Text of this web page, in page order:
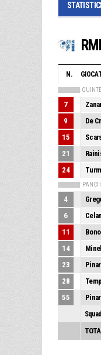
N.
7
9 De
15
21
24
4
6
11
14
23
28
55